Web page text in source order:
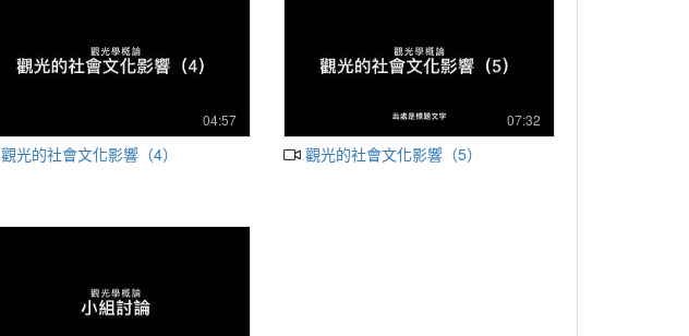
04:57
觀光的社會文化影響（4）
07:32
觀光的社會文化影響（5）